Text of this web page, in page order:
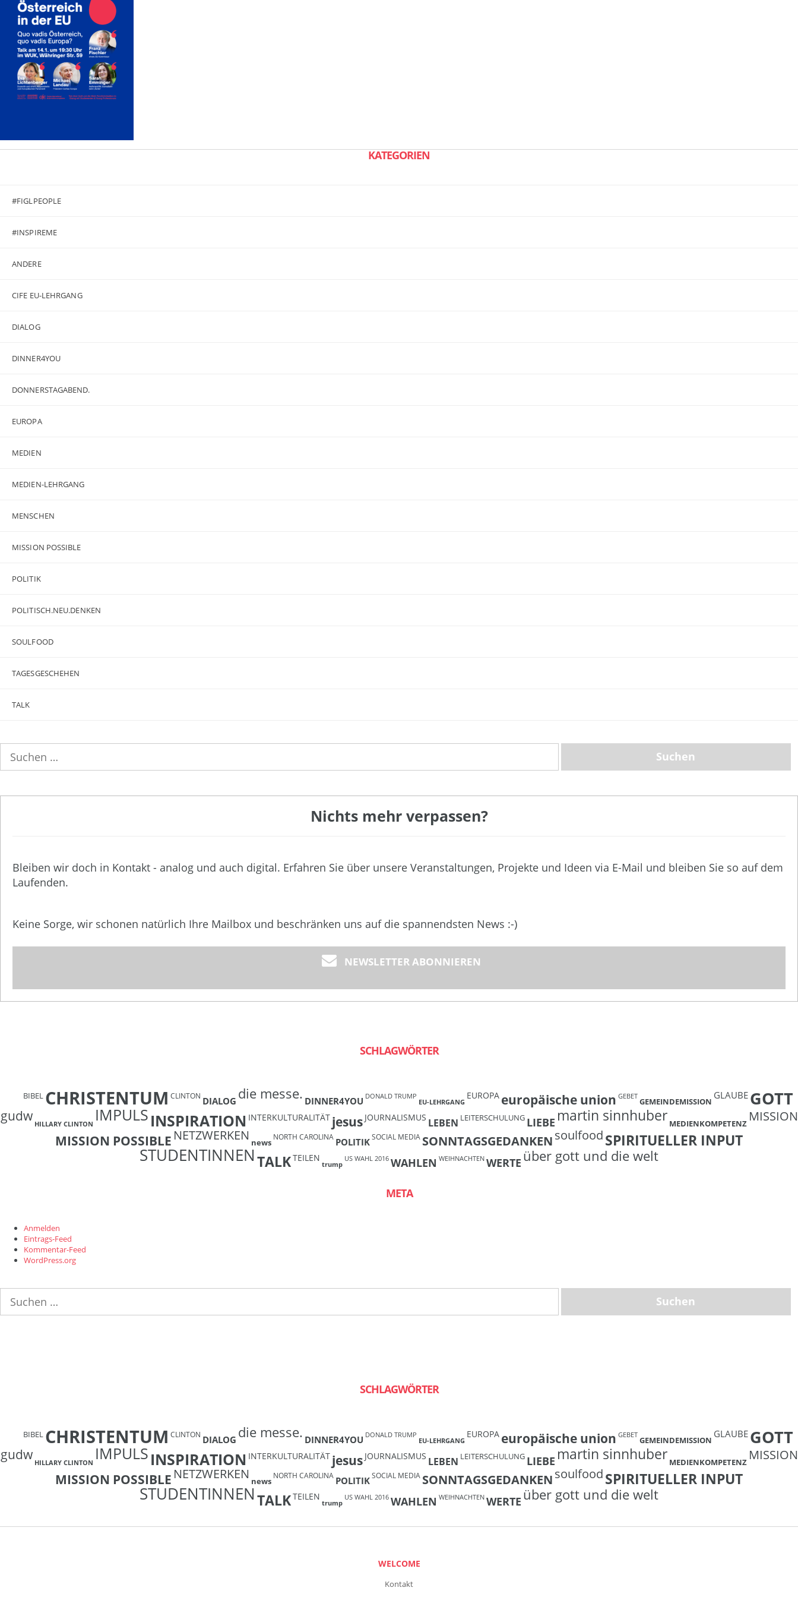
KATEGORIEN
#FIGLPEOPLE
#INSPIREME
ANDERE
CIFE EU-LEHRGANG
DIALOG
DINNER4YOU
DONNERSTAGABEND.
EUROPA
MEDIEN
MEDIEN-LEHRGANG
MENSCHEN
MISSION POSSIBLE
POLITIK
POLITISCH.NEU.DENKEN
SOULFOOD
TAGESGESCHEHEN
TALK
nach:
Nichts mehr verpassen?
Bleiben wir doch in Kontakt - analog und auch digital. Erfahren Sie über unsere Veranstaltungen, Projekte und Ideen via E-Mail und bleiben Sie so auf dem
Laufenden.
Keine Sorge, wir schonen natürlich Ihre Mailbox und beschränken uns auf die spannendsten News :-)
NEWSLETTER ABONNIEREN
SCHLAGWÖRTER
BIBEL CHRISTENTUM CLINTON DIALOG die messe. DINNER4YOU DONALD TRUMP
EU-LEHRGANG
EUROPA europäische union GEBET GEMEINDEMISSION
GLAUBE GOTT
gudw HILLARY CLINTON IMPULSINSPIRATION INTERKULTURALITÄT jesus JOURNALISMUS LEBEN LEITERSCHULUNG LIEBE martin sinnhuber MEDIENKOMPETENZ MISSION
MISSION POSSIBLE NETZWERKEN news
NORTH CAROLINA POLITIKSOCIAL MEDIA SONNTAGSGEDANKENsoulfoodSPIRITUELLER INPUT
STUDENTINNENTALKTEILEN
trump
US WAHL 2016 WAHLEN WEIHNACHTEN WERTE über gott und die welt
META
Anmelden
Eintrags-Feed
Kommentar-Feed
WordPress.org
nach:
SCHLAGWÖRTER
BIBEL CHRISTENTUM CLINTON DIALOG die messe. DINNER4YOU DONALD TRUMP
EU-LEHRGANG
EUROPA europäische union GEBET GEMEINDEMISSION
GLAUBE GOTT
gudw HILLARY CLINTON IMPULSINSPIRATION INTERKULTURALITÄT jesus JOURNALISMUS LEBEN LEITERSCHULUNG LIEBE martin sinnhuber MEDIENKOMPETENZ MISSION
MISSION POSSIBLE NETZWERKEN news
NORTH CAROLINA POLITIKSOCIAL MEDIA SONNTAGSGEDANKENsoulfoodSPIRITUELLER INPUT
STUDENTINNENTALKTEILEN
trump
US WAHL 2016 WAHLEN WEIHNACHTEN WERTE über gott und die welt
WELCOME
Kontakt